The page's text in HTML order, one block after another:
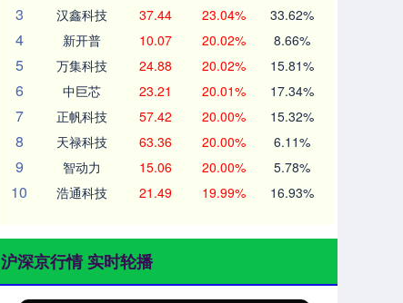
3 汉鑫科技 37.44 23.04% 33.62%
4 新开普 10.07 20.02% 8.66%
5 万集科技 24.88 20.02% 15.81%
6 中巨芯 23.21 20.01% 17.34%
7 正帆科技 57.42 20.00% 15.32%
8 天禄科技 63.36 20.00% 6.11%
9 智动力 15.06 20.00% 5.78%
10 浩通科技 21.49 19.99% 16.93%
沪深京行情 实时轮播